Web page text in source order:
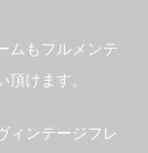
ムもフルメンテ
けます。
ィンテージフレ